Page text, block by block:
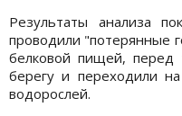
Результаты анализа
проводили "потерянные
белковой пищей, перед
берегу и переходили
водорослей.